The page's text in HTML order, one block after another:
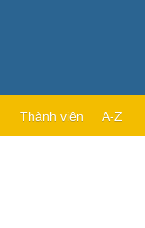
Thành viên A-Z